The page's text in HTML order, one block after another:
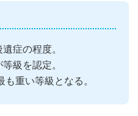
症の程度。
級を認定。
重い等級となる。